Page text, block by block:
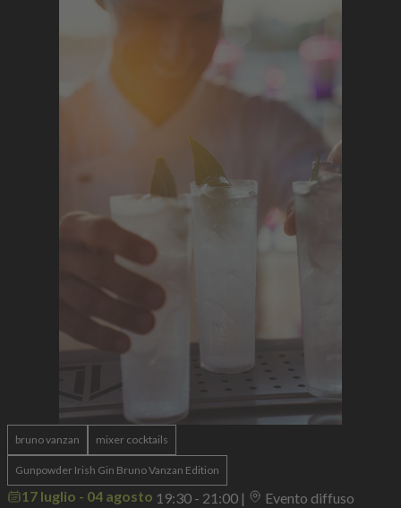
bruno vanzan mixer cocktails
Gunpowder Irish Gin Bruno Vanzan Edition
17 luglio - 04 agosto 19:30 - 21:00 | Evento diffuso